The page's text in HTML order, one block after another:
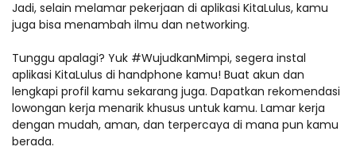
Jadi, selain melamar pekerjaan di aplikasi KitaLulus, kamu
juga bisa menambah ilmu dan networking.
Tunggu apalagi? Yuk #WujudkanMimpi, segera instal
aplikasi KitaLulus di handphone kamu! Buat akun dan
lengkapi profil kamu sekarang juga. Dapatkan rekomendasi
lowongan kerja menarik khusus untuk kamu. Lamar kerja
dengan mudah, aman, dan terpercaya di mana pun kamu
berada.